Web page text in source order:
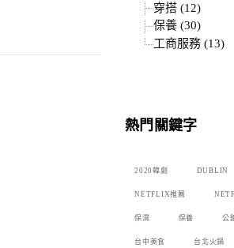
穿搭 (12)
保養 (30)
工商服務 (13)
熱門關鍵字
2020韓劇 DUBLIN
NETFLIX推薦
保濕 保養 公
台中美食 台北火鍋